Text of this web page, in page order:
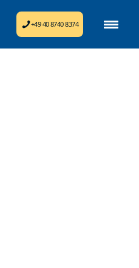
+49 40 8740 8374
Partner für
im